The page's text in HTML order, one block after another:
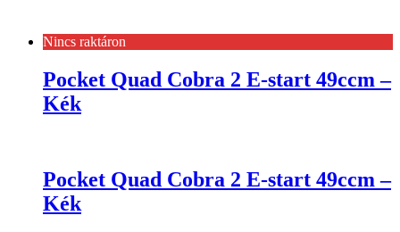
Nincs raktáron
Pocket Quad Cobra 2 E-start 49ccm –
Kék
Pocket Quad Cobra 2 E-start 49ccm –
Kék